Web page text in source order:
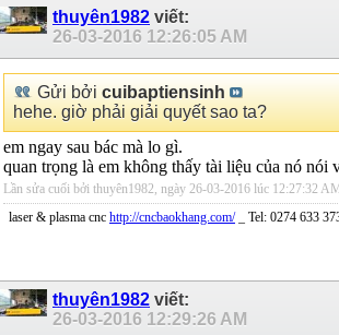
thuyên1982 viết:
26-03-2016 12:26:05 AM
Gửi bởi cuibaptiensinh
hehe. giờ phải giải quyết sao ta?
em ngay sau bác mà lo gì.
quan trọng là em không thấy tài liệu của nó nói
Lần sửa cuối bởi thuyên1982, ngày 26-03-2016 lúc 12:27:32
laser & plasma cnc http://cncbaokhang.com/_ Tel: 0274 633
thuyên1982 viết:
26-03-2016 12:29:26 AM